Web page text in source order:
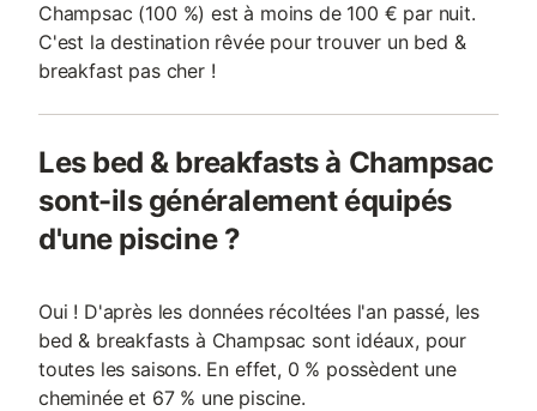
Champsac (100 %) est à moins de 100 € par nuit.
C'est la destination rêvée pour trouver un bed &
breakfast pas cher !
Les bed & breakfasts à Champsac
sont-ils généralement équipés
d'une piscine ?
Oui ! D'après les données récoltées l'an passé, les
bed & breakfasts à Champsac sont idéaux, pour
toutes les saisons. En effet, 0 % possèdent une
cheminée et 67 % une piscine.